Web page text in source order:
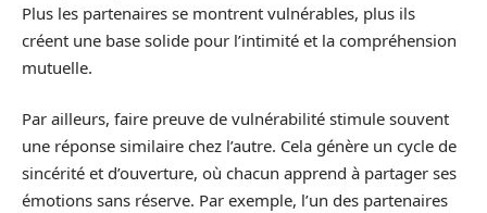
Plus les partenaires se montrent vulnérables, plus ils
créent une base solide pour l’intimité et la compréhension
mutuelle.
Par ailleurs, faire preuve de vulnérabilité stimule souvent
une réponse similaire chez l’autre. Cela génère un cycle de
sincérité et d’ouverture, où chacun apprend à partager ses
émotions sans réserve. Par exemple, l’un des partenaires